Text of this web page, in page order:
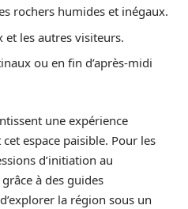
rochers humides et inégaux.
et les autres visiteurs.
ou en fin d’après-midi
une expérience
espace paisible. Pour les
d’initiation au
à des guides
la région sous un